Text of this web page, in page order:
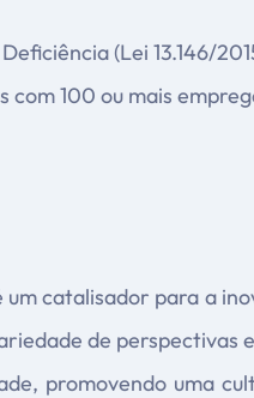
(Lei 13.146/
100 ou mais
catalisador para a
de perspectivas
promovendo uma